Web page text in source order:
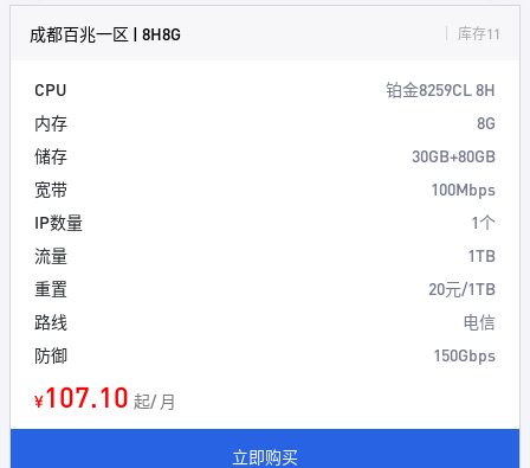
成都百兆一区 | 8H8G 库存11
CPU
铂金8259CL 8H
内存
8G
储存
30GB+80GB
宽带
100Mbps
IP数量
1个
流量
1TB
重置
20元/1TB
路线
电信
防御
150Gbps
¥107.10 起/ 月
立即购买